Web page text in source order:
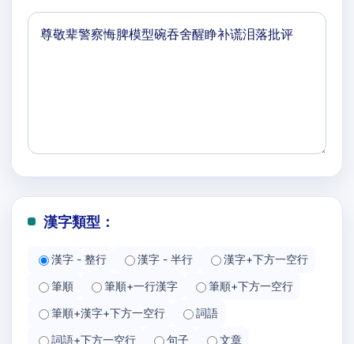
漢字類型：
漢字 - 整行 漢字 - 半行
漢字+下方一空行
筆順
筆順+一行漢字
筆順+下方一空行
筆順+漢字+下方一空行
詞語
詞語+下方一空行
句子
文章